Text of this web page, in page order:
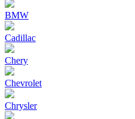
BMW
Cadillac
Chery
Chevrolet
Chrysler